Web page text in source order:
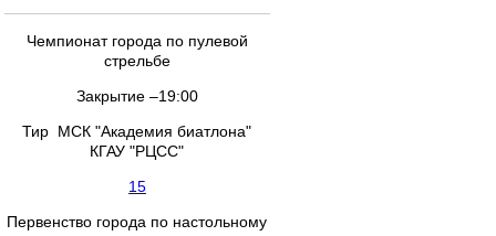
Чемпионат города по пулевой
стрельбе
Закрытие –19:00
Тир МСК "Академия биатлона"
КГАУ "РЦСС"
15
Первенство города по настольному